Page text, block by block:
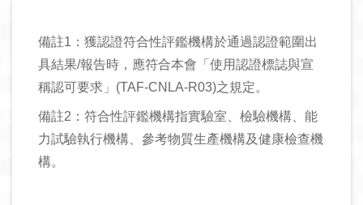
備註1：獲認證符合性評鑑機構於通過認證範圍出
具結果/報告時，應符合本會「使用認證標誌與宣
稱認可要求」(TAF-CNLA-R03)之規定。
備註2：符合性評鑑機構指實驗室、檢驗機構、能
力試驗執行機構、參考物質生產機構及健康檢查機
構。